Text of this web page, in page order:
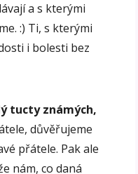
a s kterými
:) Ti, s kterými
i bolesti bez
tucty známých,
důvěřujeme
přátele. Pak ale
nám, co daná